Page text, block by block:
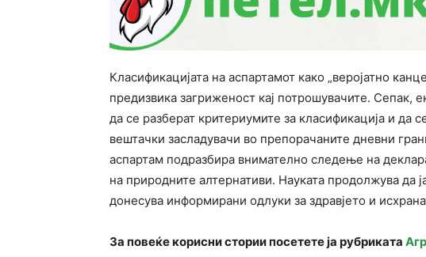
Класификацијата на аспартамот како „веројатно
предизвика загриженост кај потрошувачите. Сепак,
да се разберат критериумите за класификација и да
вештачки засладувачи во препорачаните дневни
аспартам подразбира внимателно следење на
на природните алтернативи. Науката продолжува да
донесува информирани одлуки за здравјето и
За повеќе корисни стории посетете ја рубриката